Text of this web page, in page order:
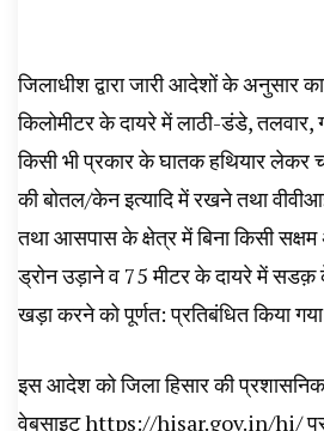
जिलाधीश द्वारा जारी आदेशों के अनुसार
किलोमीटर के दायरे में लाठी-डंडे,
किसी भी प्रकार के घातक हथियार
की बोतल/केन इत्यादि में रखने तथा
तथा आसपास के क्षेत्र में बिना किसी
ड्रोन उड़ाने व 75 मीटर के दायरे में सडक़
खड़ा करने को पूर्णत: प्रतिबंधित किया
इस आदेश को जिला हिसार की प्रशासनिक
वेबसाइटhttps://hisar.gov.in/hi/